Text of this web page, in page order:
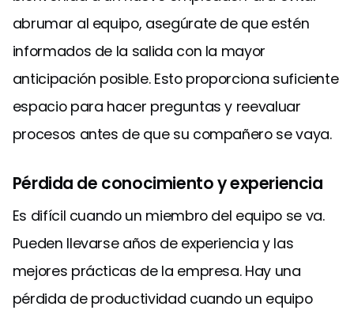
abrumar al equipo, asegúrate de que estén
informados de la salida con la mayor
anticipación posible. Esto proporciona suficiente
espacio para hacer preguntas y reevaluar
procesos antes de que su compañero se vaya.
Pérdida de conocimiento y experiencia
Es difícil cuando un miembro del equipo se va.
Pueden llevarse años de experiencia y las
mejores prácticas de la empresa. Hay una
pérdida de productividad cuando un equipo